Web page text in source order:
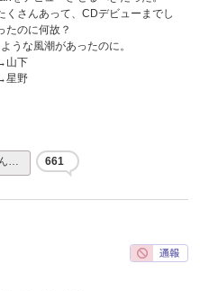
くさんあって、CDデビューまでし
たのに何故？
うな風潮があったのに。
下
野
… 661